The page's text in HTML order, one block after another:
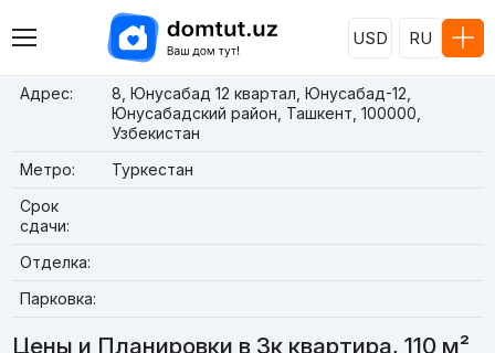
USD RU
Адрес:
8, Юнусaбад 12 квартал, Юнусабад-12,
Юнусабадский район, Ташкент, 100000,
Узбекистан
Метро:
Туркестан
Срок
сдачи:
Отделка:
Парковка:
Цены и Планировки в 3к квартира, 110 м²